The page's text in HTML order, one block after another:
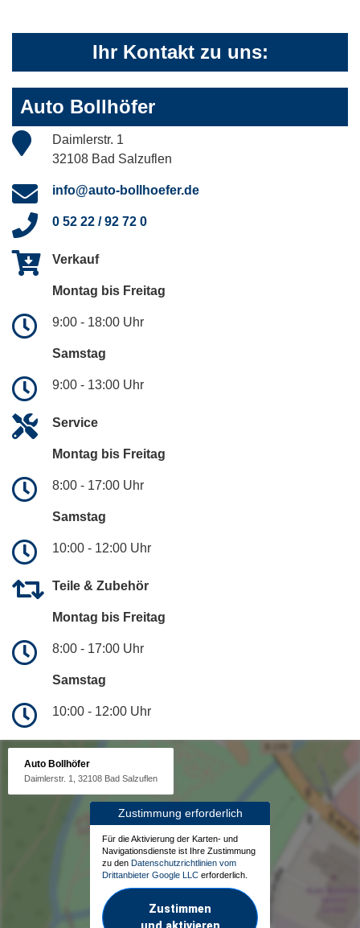
Ihr Kontakt zu uns:
Auto Bollhöfer
Daimlerstr. 1
32108 Bad Salzuflen
info@auto-bollhoefer.de
0 52 22 / 92 72 0
Verkauf
Montag bis Freitag
9:00 - 18:00 Uhr
Samstag
9:00 - 13:00 Uhr
Service
Montag bis Freitag
8:00 - 17:00 Uhr
Samstag
10:00 - 12:00 Uhr
Teile & Zubehör
Montag bis Freitag
8:00 - 17:00 Uhr
Samstag
10:00 - 12:00 Uhr
Auto Bollhöfer
Daimlerstr. 1, 32108 Bad Salzuflen
Zustimmung erforderlich
Für die Aktivierung der Karten- und
Navigationsdienste ist Ihre Zustimmung
zu den Datenschutzrichtlinien vom
Drittanbieter Google LLC erforderlich.
Zustimmen